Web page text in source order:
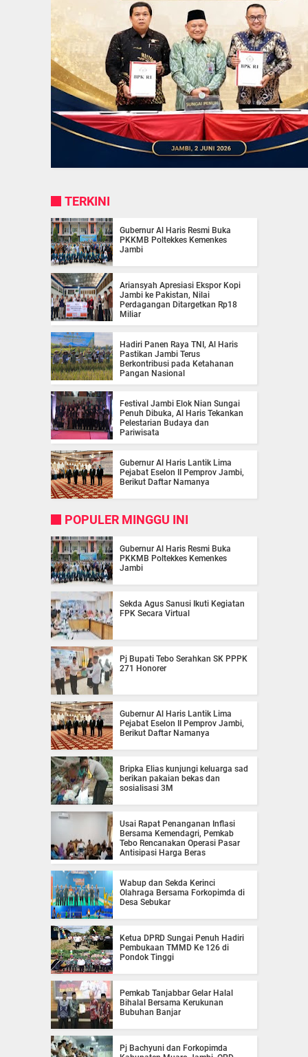
TERKINI
Gubernur Al Haris Resmi Buka
PKKMB Poltekkes Kemenkes
Jambi
Ariansyah Apresiasi Ekspor Kopi
Jambi ke Pakistan, Nilai
Perdagangan Ditargetkan Rp18
Miliar
Hadiri Panen Raya TNI, Al Haris
Pastikan Jambi Terus
Berkontribusi pada Ketahanan
Pangan Nasional
Festival Jambi Elok Nian Sungai
Penuh Dibuka, Al Haris Tekankan
Pelestarian Budaya dan
Pariwisata
Gubernur Al Haris Lantik Lima
Pejabat Eselon II Pemprov Jambi,
Berikut Daftar Namanya
POPULER MINGGU INI
Gubernur Al Haris Resmi Buka
PKKMB Poltekkes Kemenkes
Jambi
Sekda Agus Sanusi Ikuti Kegiatan
FPK Secara Virtual
Pj Bupati Tebo Serahkan SK PPPK
271 Honorer
Gubernur Al Haris Lantik Lima
Pejabat Eselon II Pemprov Jambi,
Berikut Daftar Namanya
Bripka Elias kunjungi keluarga sad
berikan pakaian bekas dan
sosialisasi 3M
Usai Rapat Penanganan Inflasi
Bersama Kemendagri, Pemkab
Tebo Rencanakan Operasi Pasar
Antisipasi Harga Beras
Wabup dan Sekda Kerinci
Olahraga Bersama Forkopimda di
Desa Sebukar
Ketua DPRD Sungai Penuh Hadiri
Pembukaan TMMD Ke 126 di
Pondok Tinggi
Pemkab Tanjabbar Gelar Halal
Bihalal Bersama Kerukunan
Bubuhan Banjar
Pj Bachyuni dan Forkopimda